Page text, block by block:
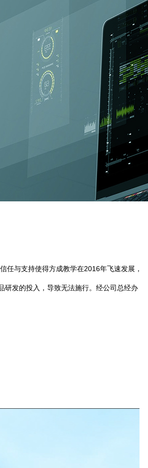
任与支持使得方成教学在2016年飞速发展，
发的投入，导致无法施行。经公司总经办